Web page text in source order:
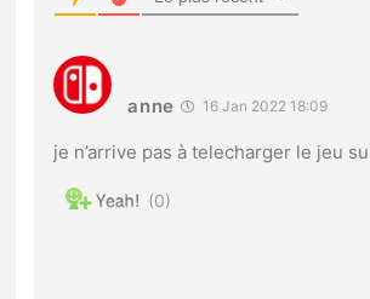
anne 16 Jan 2022 18:09
je n’arrive pas à telecharger le jeu
0